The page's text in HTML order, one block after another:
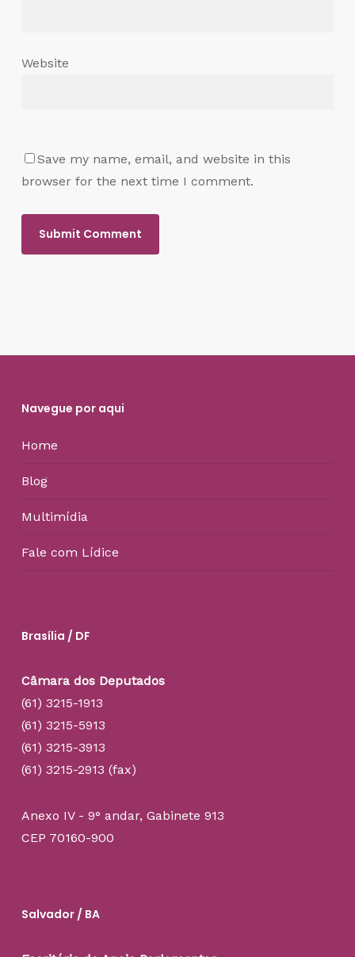
Website
Save my name, email, and website in this
browser for the next time I comment.
Navegue por aqui
Home
Blog
Multimídia
Fale com Lídice
Brasília / DF
Câmara dos Deputados
(61) 3215-1913
(61) 3215-5913
(61) 3215-3913
(61) 3215-2913 (fax)
Anexo IV - 9° andar, Gabinete 913
CEP 70160-900
Salvador / BA